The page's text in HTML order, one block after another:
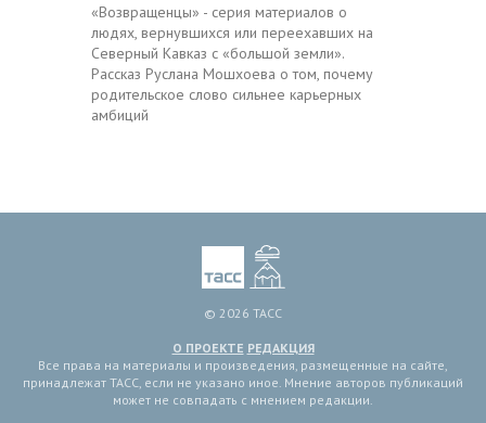
«Возвращенцы» - серия материалов о
людях, вернувшихся или переехавших на
Северный Кавказ с «большой земли».
Рассказ Руслана Мошхоева о том, почему
родительское слово сильнее карьерных
амбиций
© 2026 ТАСС
О ПРОЕКТЕ РЕДАКЦИЯ
Все права на материалы и произведения, размещенные на сайте,
принадлежат ТАСС, если не указано иное. Мнение авторов публикаций
может не совпадать с мнением редакции.